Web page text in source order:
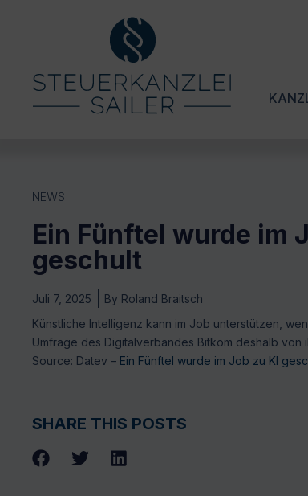
NEWS
Ein Fünftel wurde im
geschult
Juli 7, 2025 By Roland Braitsch
Künstliche Intelligenz kann im Job unterstützen,
Umfrage des Digitalverbandes Bitkom deshalb von
Source: Datev – Ein Fünftel wurde im Job zu KI
SHARE THIS POSTS